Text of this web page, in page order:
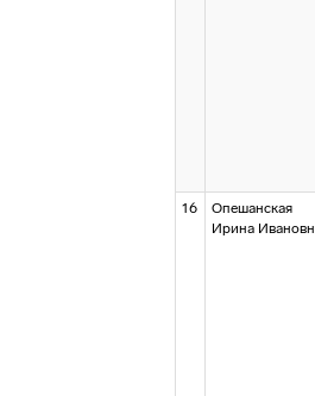
16
Опешанская
Ирина